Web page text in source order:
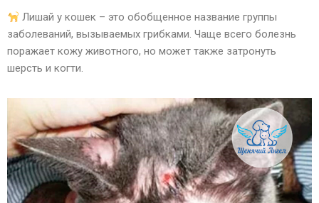
Лишай у кошек – это обобщенное название группы
заболеваний, вызываемых грибками. Чаще всего болезнь
поражает кожу животного, но может также затронуть
шерсть и когти.